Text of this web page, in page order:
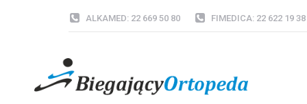
ALKAMED: 22 669 50 80 FIMEDICA: 22 622 19 38